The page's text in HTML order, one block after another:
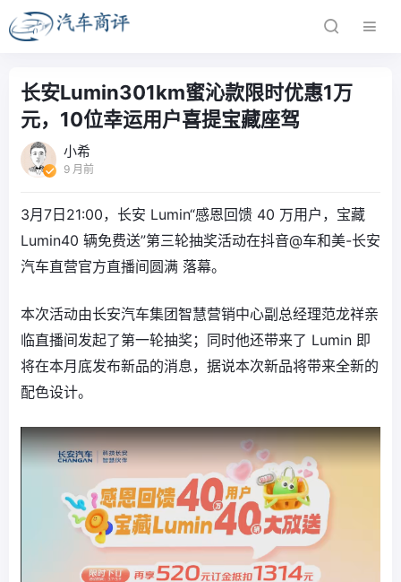
长安Lumin301km蜜沁款限时优惠1万
元，10位幸运用户喜提宝藏座驾
小希
9 月前
3月7日21:00，长安 Lumin“感恩回馈 40 万用户，宝藏
Lumin40 辆免费送”第三轮抽奖活动在抖音@车和美-长安
汽车直营官方直播间圆满 落幕。
本次活动由长安汽车集团智慧营销中心副总经理范龙祥亲
临直播间发起了第一轮抽奖；同时他还带来了 Lumin 即
将在本月底发布新品的消息，据说本次新品将带来全新的
配色设计。